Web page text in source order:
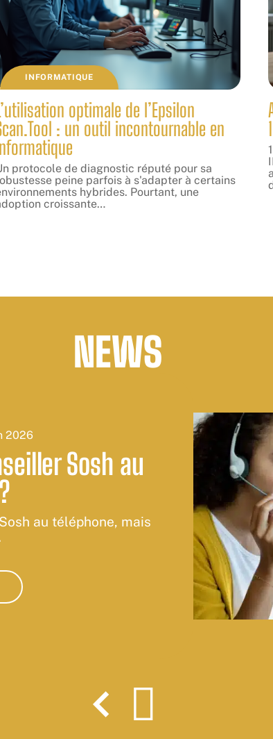
INFORMATIQUE
optimale de l’Epsilon
: un outil incontournable en
protocole de diagnostic réputé pour sa
peine parfois à s'adapter à certains
hybrides. Pourtant, une
croissante…
NEWS
2026
Sosh au
au téléphone, mais